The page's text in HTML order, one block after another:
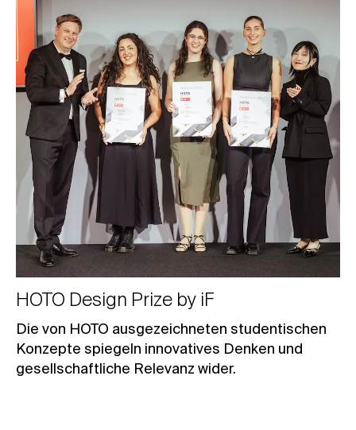
HOTO Design Prize by iF
Die von HOTO ausgezeichneten studentischen
Konzepte spiegeln innovatives Denken und
gesellschaftliche Relevanz wider.